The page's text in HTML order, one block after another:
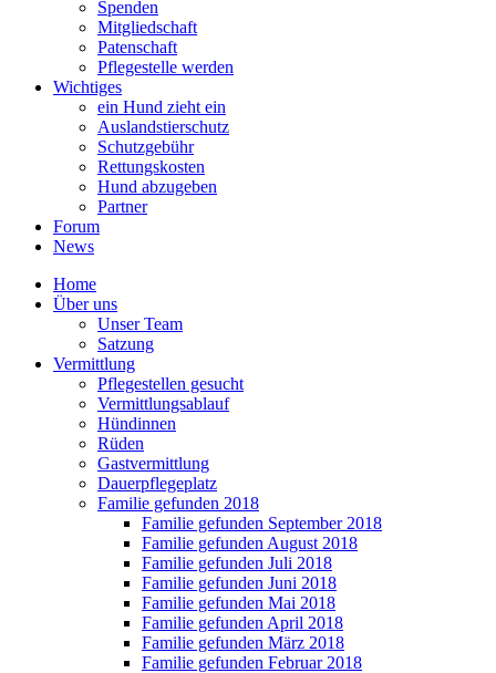
Spenden
Mitgliedschaft
Patenschaft
Pflegestelle werden
Wichtiges
ein Hund zieht ein
Auslandstierschutz
Schutzgebühr
Rettungskosten
Hund abzugeben
Partner
Forum
News
Home
Über uns
Unser Team
Satzung
Vermittlung
Pflegestellen gesucht
Vermittlungsablauf
Hündinnen
Rüden
Gastvermittlung
Dauerpflegeplatz
Familie gefunden 2018
Familie gefunden September 2018
Familie gefunden August 2018
Familie gefunden Juli 2018
Familie gefunden Juni 2018
Familie gefunden Mai 2018
Familie gefunden April 2018
Familie gefunden März 2018
Familie gefunden Februar 2018